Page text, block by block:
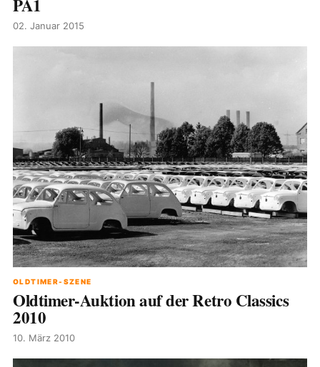
02. Januar 2015
OLDTIMER-SZENE
Oldtimer-Auktion auf der Retro Classics
2010
10. März 2010